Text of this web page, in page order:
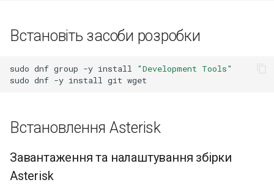
Встановіть засоби розробки
sudo dnf group -y install
"Development Tools"
sudo dnf -y install git wget
Встановлення Asterisk
Завантаження та налаштування збірки
Asterisk